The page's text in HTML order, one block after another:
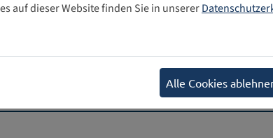
als einen großen Erfolg, aber auch als
Achtung, zum Schutz und zur Verwirklichung der
Das jährliche Internet Governance Forum und unser
Children’s Rights bilden auch in Zukunft die Plattform
Aktivitäten auf internationaler Ebene.
auf dieser Website finden Sie in unserer
Alle Cookies